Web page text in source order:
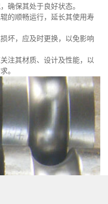
确保其处于良好状态。
的顺畅运行，延长其使用寿
坏，应及时更换，以免影响
注其材质、设计及性能，以
。